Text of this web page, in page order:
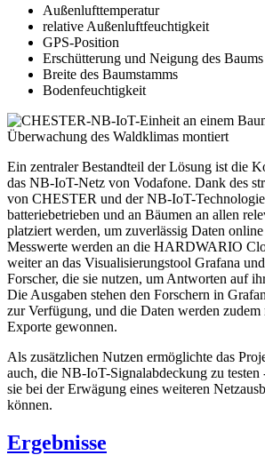
Außenlufttemperatur
relative Außenluftfeuchtigkeit
GPS-Position
Erschütterung und Neigung des Baums
Breite des Baumstamms
Bodenfeuchtigkeit
Ein zentraler Bestandteil der Lösung ist die
das NB-IoT-Netz von Vodafone. Dank des
von CHESTER und der NB-IoT-
batteriebetrieben und an Bäumen an allen
platziert werden, um zuverlässig Daten
Messwerte werden an die HARDWARIO
weiter an das Visualisierungstool Grafana
Forscher, die sie nutzen, um Antworten auf
Die Ausgaben stehen den Forschern in
zur Verfügung, und die Daten werden
Exporte gewonnen.
Als zusätzlichen Nutzen ermöglichte das
auch, die NB-IoT-Signalabdeckung zu
sie bei der Erwägung eines weiteren
können.
Ergebnisse